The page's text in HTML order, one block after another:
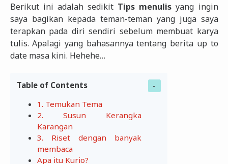
Berikut ini adalah sedikit Tips menulisyang ingin
saya bagikan kepada teman-teman yang juga saya
terapkan pada diri sendiri sebelum membuat karya
tulis. Apalagi yang bahasannya tentang berita up to
date masa kini. Hehehe…
Table of Contents
1. Temukan Tema
2. Susun Kerangka
Karangan
3. Riset dengan banyak
membaca
Apa itu Kurio?